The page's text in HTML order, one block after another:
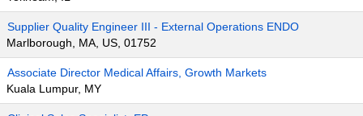
Supplier Quality Engineer III - External Operations ENDO
Marlborough, MA, US, 01752
Associate Director Medical Affairs, Growth Markets
Kuala Lumpur, MY